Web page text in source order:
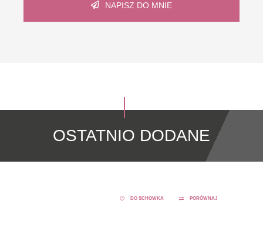
NAPISZ DO MNIE
OSTATNIO DODANE
DO SCHOWKA PORÓWNAJ